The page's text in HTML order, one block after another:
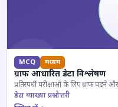
MCQ मध्यम
ग्राफ आधारित डेटा विश्लेषण
प्रतिस्पर्धी परीक्षाओं के लिए ग्राफ
डेटा व्याख्या प्रश्नोत्तरी